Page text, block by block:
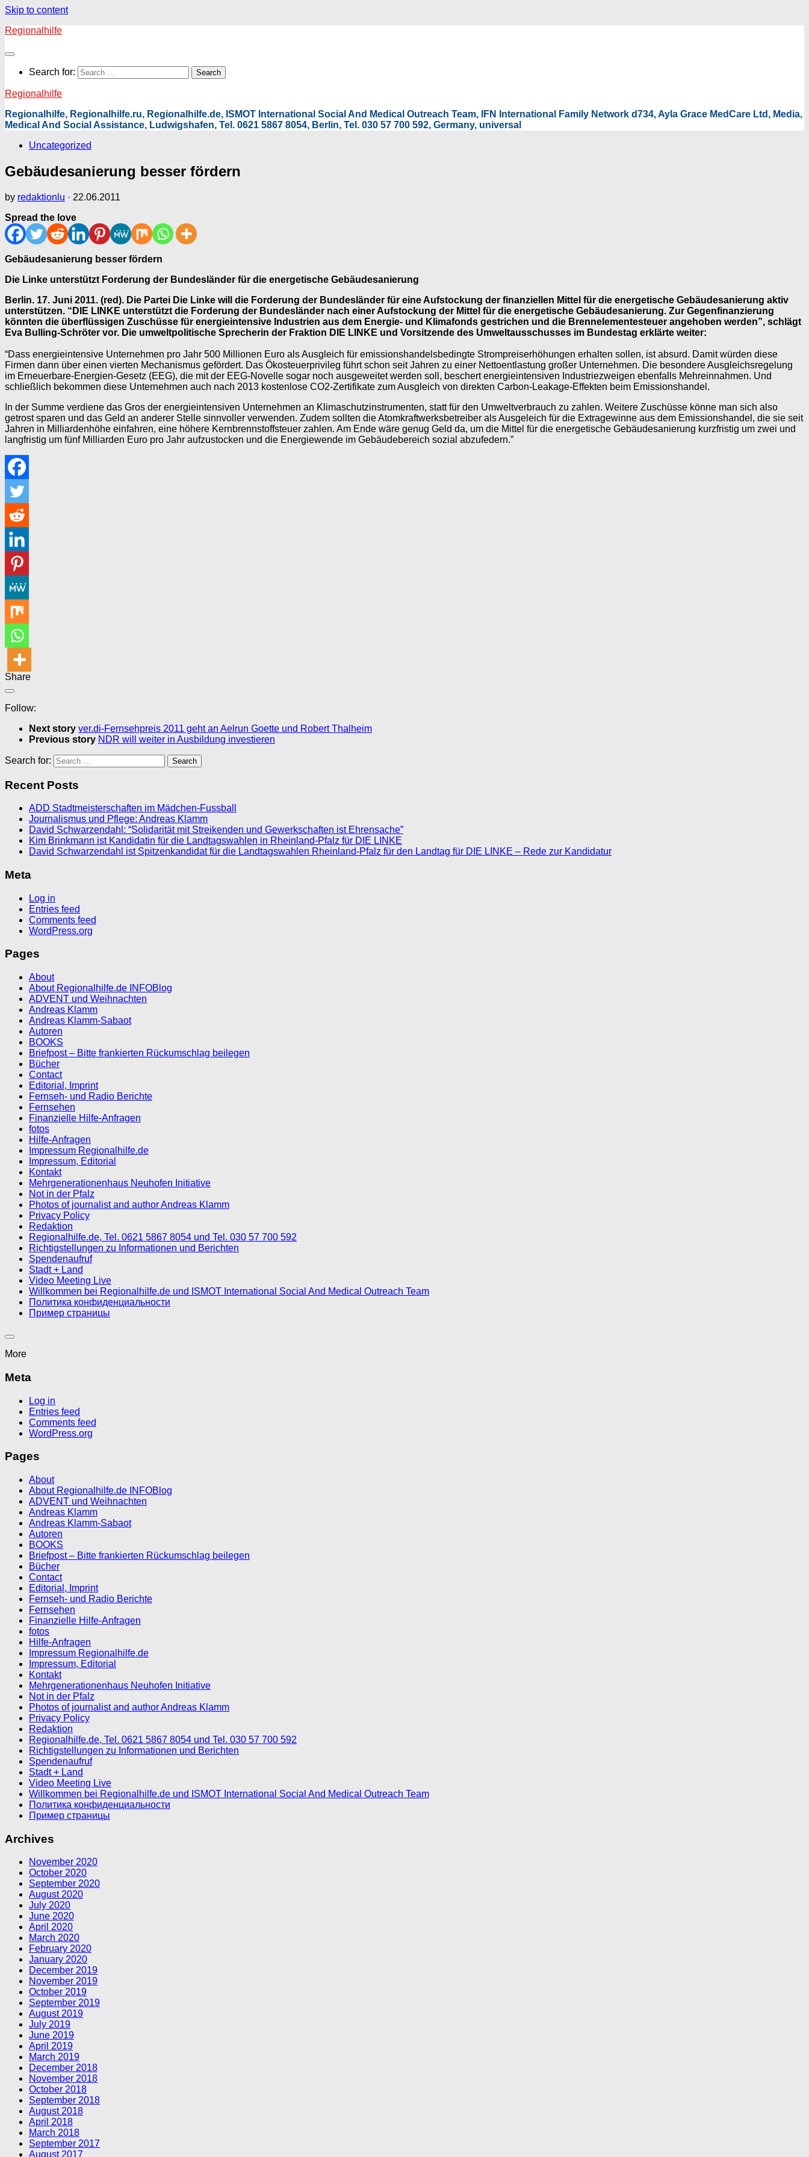
Skip to content
Regionalhilfe
Search for:
Regionalhilfe
Regionalhilfe, Regionalhilfe.ru, Regionalhilfe.de, ISMOT International Social And Medical Outreach Team, IFN International Family Network d734, Ayla Grace MedCare Ltd, Media,
Medical And Social Assistance, Ludwigshafen, Tel. 0621 5867 8054, Berlin, Tel. 030 57 700 592, Germany, universal
Uncategorized
Gebäudesanierung besser fördern
by redaktionlu · 22.06.2011
Spread the love
Gebäudesanierung besser fördern
Die Linke unterstützt Forderung der Bundesländer für die energetische Gebäudesanierung
Berlin. 17. Juni 2011. (red). Die Partei Die Linke will die Forderung der Bundesländer für eine Aufstockung der finanziellen Mittel für die energetische Gebäudesanierung aktiv
unterstützen. “DIE LINKE unterstützt die Forderung der Bundesländer nach einer Aufstockung der Mittel für die energetische Gebäudesanierung. Zur Gegenfinanzierung
könnten die überflüssigen Zuschüsse für energieintensive Industrien aus dem Energie- und Klimafonds gestrichen und die Brennelementesteuer angehoben werden”, schlägt
Eva Bulling-Schröter vor. Die umweltpolitische Sprecherin der Fraktion DIE LINKE und Vorsitzende des Umweltausschusses im Bundestag erklärte weiter:
“Dass energieintensive Unternehmen pro Jahr 500 Millionen Euro als Ausgleich für emissionshandelsbedingte Strompreiserhöhungen erhalten sollen, ist absurd. Damit würden diese
Firmen dann über einen vierten Mechanismus gefördert. Das Ökosteuerprivileg führt schon seit Jahren zu einer Nettoentlastung großer Unternehmen. Die besondere Ausgleichsregelung
im Erneuerbare-Energien-Gesetz (EEG), die mit der EEG-Novelle sogar noch ausgeweitet werden soll, beschert energieintensiven Industriezweigen ebenfalls Mehreinnahmen. Und
schließlich bekommen diese Unternehmen auch nach 2013 kostenlose CO2-Zertifikate zum Ausgleich von direkten Carbon-Leakage-Effekten beim Emissionshandel.
In der Summe verdiene das Gros der energieintensiven Unternehmen an Klimaschutzinstrumenten, statt für den Umweltverbrauch zu zahlen. Weitere Zuschüsse könne man sich also
getrost sparen und das Geld an anderer Stelle sinnvoller verwenden. Zudem sollten die Atomkraftwerksbetreiber als Ausgeleich für die Extragewinne aus dem Emissionshandel, die sie seit
Jahren in Milliardenhöhe einfahren, eine höhere Kernbrennstoffsteuer zahlen. Am Ende wäre genug Geld da, um die Mittel für die energetische Gebäudesanierung kurzfristig um zwei und
langfristig um fünf Milliarden Euro pro Jahr aufzustocken und die Energiewende im Gebäudebereich sozial abzufedern.”
Share
Follow:
Next story ver.di-Fernsehpreis 2011 geht an Aelrun Goette und Robert Thalheim
Previous story NDR will weiter in Ausbildung investieren
Search for:
Recent Posts
ADD Stadtmeisterschaften im Mädchen-Fussball
Journalismus und Pflege: Andreas Klamm
David Schwarzendahl: “Solidarität mit Streikenden und Gewerkschaften ist Ehrensache”
Kim Brinkmann ist Kandidatin für die Landtagswahlen in Rheinland-Pfalz für DIE LINKE
David Schwarzendahl ist Spitzenkandidat für die Landtagswahlen Rheinland-Pfalz für den Landtag für DIE LINKE – Rede zur Kandidatur
Meta
Log in
Entries feed
Comments feed
WordPress.org
Pages
About
About Regionalhilfe.de INFOBlog
ADVENT und Weihnachten
Andreas Klamm
Andreas Klamm-Sabaot
Autoren
BOOKS
Briefpost – Bitte frankierten Rückumschlag beilegen
Bücher
Contact
Editorial, Imprint
Fernseh- und Radio Berichte
Fernsehen
Finanzielle Hilfe-Anfragen
fotos
Hilfe-Anfragen
Impressum Regionalhilfe.de
Impressum, Editorial
Kontakt
Mehrgenerationenhaus Neuhofen Initiative
Not in der Pfalz
Photos of journalist and author Andreas Klamm
Privacy Policy
Redaktion
Regionalhilfe.de, Tel. 0621 5867 8054 und Tel. 030 57 700 592
Richtigstellungen zu Informationen und Berichten
Spendenaufruf
Stadt + Land
Video Meeting Live
Willkommen bei Regionalhilfe.de und ISMOT International Social And Medical Outreach Team
Политика конфиденциальности
Пример страницы
More
Meta
Log in
Entries feed
Comments feed
WordPress.org
Pages
About
About Regionalhilfe.de INFOBlog
ADVENT und Weihnachten
Andreas Klamm
Andreas Klamm-Sabaot
Autoren
BOOKS
Briefpost – Bitte frankierten Rückumschlag beilegen
Bücher
Contact
Editorial, Imprint
Fernseh- und Radio Berichte
Fernsehen
Finanzielle Hilfe-Anfragen
fotos
Hilfe-Anfragen
Impressum Regionalhilfe.de
Impressum, Editorial
Kontakt
Mehrgenerationenhaus Neuhofen Initiative
Not in der Pfalz
Photos of journalist and author Andreas Klamm
Privacy Policy
Redaktion
Regionalhilfe.de, Tel. 0621 5867 8054 und Tel. 030 57 700 592
Richtigstellungen zu Informationen und Berichten
Spendenaufruf
Stadt + Land
Video Meeting Live
Willkommen bei Regionalhilfe.de und ISMOT International Social And Medical Outreach Team
Политика конфиденциальности
Пример страницы
Archives
November 2020
October 2020
September 2020
August 2020
July 2020
June 2020
April 2020
March 2020
February 2020
January 2020
December 2019
November 2019
October 2019
September 2019
August 2019
July 2019
June 2019
April 2019
March 2019
December 2018
November 2018
October 2018
September 2018
August 2018
April 2018
March 2018
September 2017
August 2017